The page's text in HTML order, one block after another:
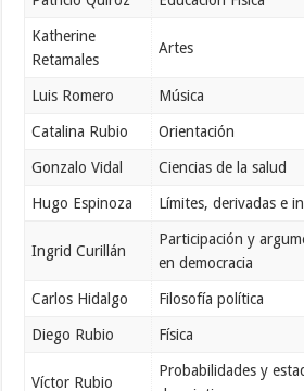
Katherine
Retamales
Artes
Luis Romero Música
Catalina Rubio Orientación
Gonzalo Vidal Ciencias de la salud
Hugo Espinoza Límites, derivadas e
Ingrid Curillán
Participación y
en democracia
Carlos Hidalgo Filosofía política
Diego Rubio Física
Víctor Rubio
Probabilidades y